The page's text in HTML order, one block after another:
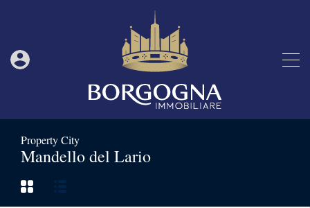
Property City
Mandello del Lario